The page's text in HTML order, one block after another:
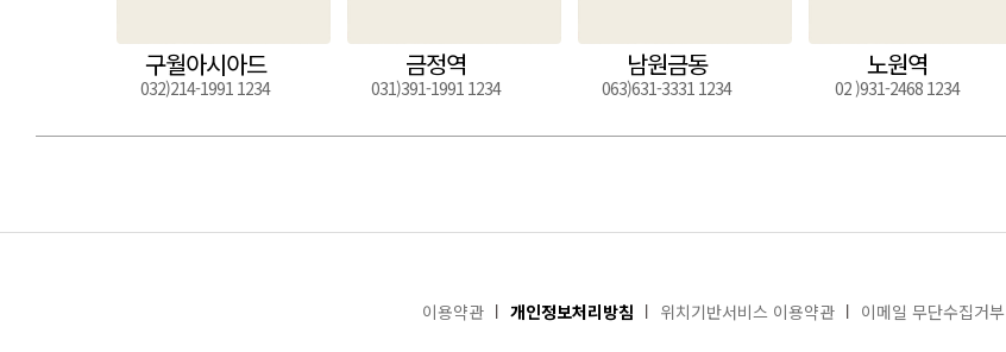
구월아시아드
032)214-1991 1234
금정역
031)391-1991 1234
남원금동
063)631-3331 1234
노원역
02 )931-2468 1234
이용약관 개인정보처리방침 위치기반서비스 이용약관 이메일 무단수집거부